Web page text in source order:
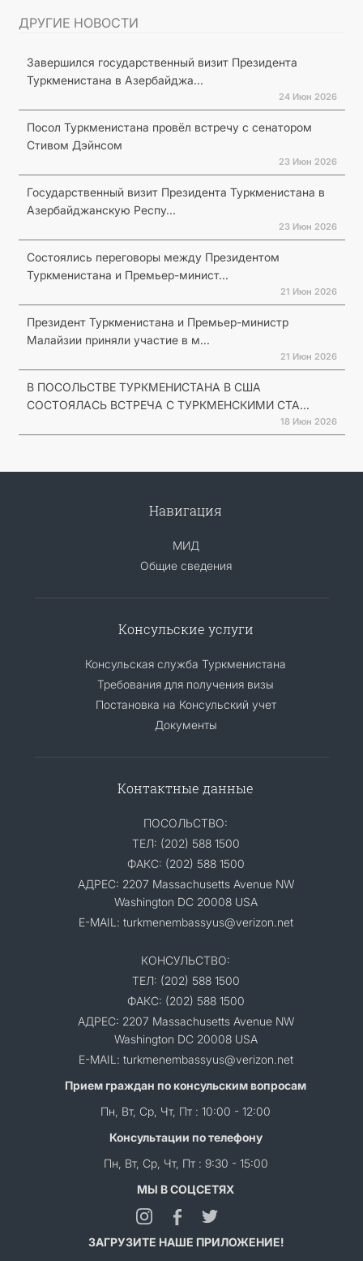
ДРУГИЕ НОВОСТИ
Завершился государственный визит Президента
Туркменистана в Азербайджа...
24 Июн 2026
Посол Туркменистана провёл встречу с сенатором
Стивом Дэйнсом
23 Июн 2026
Государственный визит Президента Туркменистана в
Азербайджанскую Респу...
23 Июн 2026
Состоялись переговоры между Президентом
Туркменистана и Премьер-минист...
21 Июн 2026
Президент Туркменистана и Премьер-министр
Малайзии приняли участие в м...
21 Июн 2026
В ПОСОЛЬСТВЕ ТУРКМЕНИСТАНА В США
СОСТОЯЛАСЬ ВСТРЕЧА С ТУРКМЕНСКИМИ СТА...
18 Июн 2026
Навигация
МИД
Общие сведения
Консульские услуги
Консульская служба Туркменистана
Требования для получения визы
Постановка на Консульский учет
Документы
Контактные данные
ПОСОЛЬСТВО:
ТЕЛ: (202) 588 1500
ФАКС: (202) 588 1500
АДРЕС: 2207 Massachusetts Avenue NW
Washington DC 20008 USA
E-MAIL: turkmenembassyus@verizon.net
КОНСУЛЬСТВО:
ТЕЛ: (202) 588 1500
ФАКС: (202) 588 1500
АДРЕС: 2207 Massachusetts Avenue NW
Washington DC 20008 USA
E-MAIL: turkmenembassyus@verizon.net
Прием граждан по консульским вопросам
Пн, Вт, Ср, Чт, Пт : 10:00 - 12:00
Консультации по телефону
Пн, Вт, Ср, Чт, Пт : 9:30 - 15:00
МЫ В СОЦСЕТЯХ
ЗАГРУЗИТЕ НАШЕ ПРИЛОЖЕНИЕ!